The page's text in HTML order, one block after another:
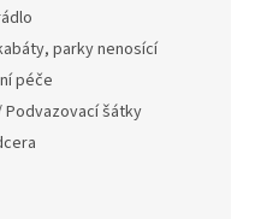
parky nenosící
péče
Podvazovací šátky